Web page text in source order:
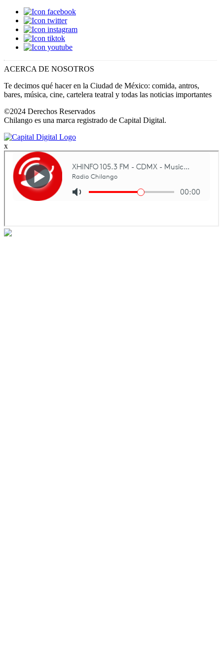
ACERCA DE NOSOTROS
Te decimos qué hacer en la Ciudad de México: comida, antros,
bares, música, cine, cartelera teatral y todas las noticias importantes
©2024 Derechos Reservados
Chilango es una marca registrado de Capital Digital.
x